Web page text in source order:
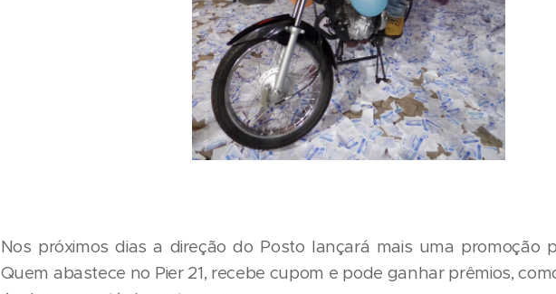
Nos próximos dias a direção do Posto lançará mais uma promoção
Quem abastece no Pier 21, recebe cupom e pode ganhar prêmios,